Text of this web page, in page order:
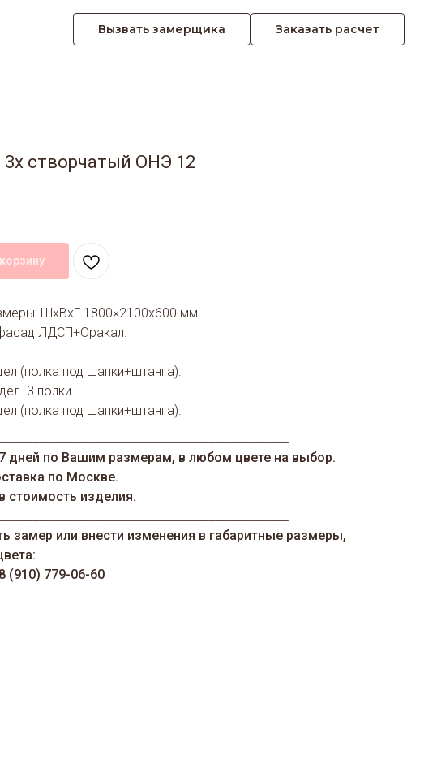
Вызвать замерщика Заказать расчет
створчатый ОНЭ 12
ШхВхГ 1800×2100х600 мм.
ЛДСП+Оракал.
(полка под шапки+штанга).
3 полки.
(полка под шапки+штанга).
дней по Вашим размерам, в любом цвете на выбор.
по Москве.
стоимость изделия.
замер или внести изменения в габаритные размеры,
(910) 779-06-60